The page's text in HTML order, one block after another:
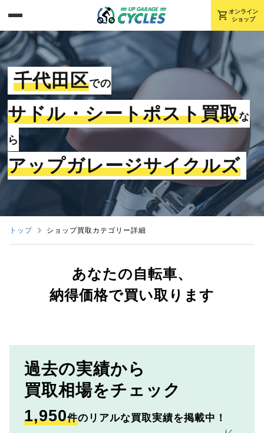
shopping_cart オンライン
ショップ
千代田区での
サドル・シートポスト買取な
ら
アップガレージサイクルズ
トップ ショップ買取カテゴリー詳細
あなたの自転車、
納得価格で買い取ります
過去の実績から
買取相場をチェック
1,950件のリアルな買取実績を掲載中！